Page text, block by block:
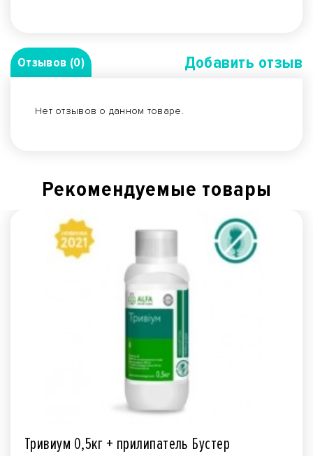
Отзывов (0) Добавить отзыв
Нет отзывов о данном товаре.
Рекомендуемые товары
Тривиум 0,5кг + прилипатель Бустер